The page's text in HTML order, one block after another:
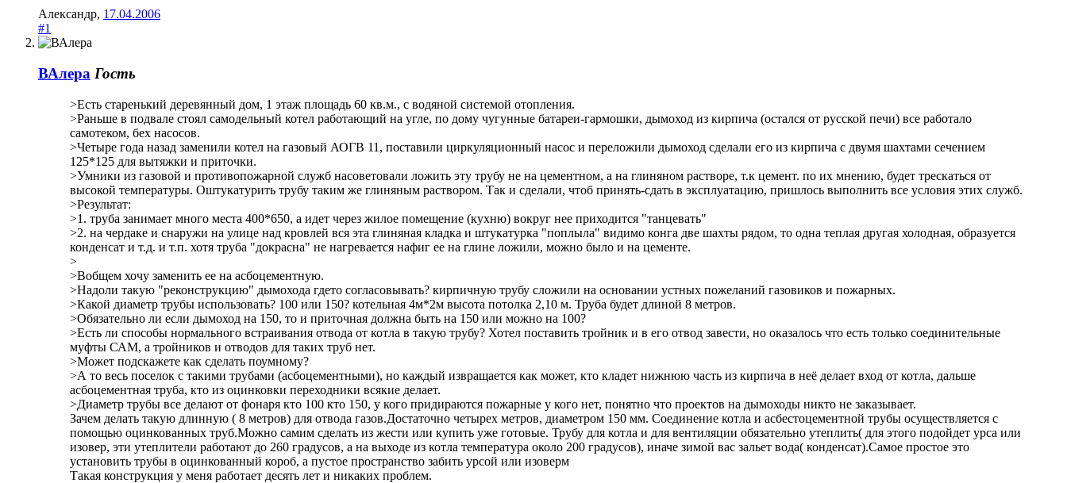
Александр, 17.04.2006
#1
ВАлера Гость
>Есть старенький деревянный дом, 1 этаж площадь 60 кв.м., с водяной системой отопления.
>Раньше в подвале стоял самодельный котел работающий на угле, по дому чугунные батареи-гармошки, дымоход из кирпича (остался от русской печи) все работало
самотеком, бех насосов.
>Четыре года назад заменили котел на газовый АОГВ 11, поставили циркуляционный насос и переложили дымоход сделали его из кирпича с двумя шахтами сечением
125*125 для вытяжки и приточки.
>Умники из газовой и противопожарной служб насоветовали ложить эту трубу не на цементном, а на глиняном растворе, т.к цемент. по их мнению, будет трескаться от
высокой температуры. Оштукатурить трубу таким же глиняным раствором. Так и сделали, чтоб принять-сдать в эксплуатацию, пришлось выполнить все условия этих служб.
>Результат:
>1. труба занимает много места 400*650, а идет через жилое помещение (кухню) вокруг нее приходится "танцевать"
>2. на чердаке и снаружи на улице над кровлей вся эта глиняная кладка и штукатурка "поплыла" видимо конга две шахты рядом, то одна теплая другая холодная, образуется
конденсат и т.д. и т.п. хотя труба "докрасна" не нагревается нафиг ее на глине ложили, можно было и на цементе.
>
>Вобщем хочу заменить ее на асбоцементную.
>Надоли такую "реконструкцию" дымохода гдето согласовывать? кирпичную трубу сложили на основании устных пожеланий газовиков и пожарных.
>Какой диаметр трубы использовать? 100 или 150? котельная 4м*2м высота потолка 2,10 м. Труба будет длиной 8 метров.
>Обязательно ли если дымоход на 150, то и приточная должна быть на 150 или можно на 100?
>Есть ли способы нормального встраивания отвода от котла в такую трубу? Хотел поставить тройник и в его отвод завести, но оказалось что есть только соединительные
муфты САМ, а тройников и отводов для таких труб нет.
>Может подскажете как сделать поумному?
>А то весь поселок с такими трубами (асбоцементными), но каждый извращается как может, кто кладет нижнюю часть из кирпича в неё делает вход от котла, дальше
асбоцементная труба, кто из оцинковки переходники всякие делает.
>Диаметр трубы все делают от фонаря кто 100 кто 150, у кого придираются пожарные у кого нет, понятно что проектов на дымоходы никто не заказывает.
Зачем делать такую длинную ( 8 метров) для отвода газов.Достаточно четырех метров, диаметром 150 мм. Соединение котла и асбестоцементной трубы осуществляется с
помощью оцинкованных труб.Можно самим сделать из жести или купить уже готовые. Трубу для котла и для вентиляции обязательно утеплить( для этого подойдет урса или
изовер, эти утеплители работают до 260 градусов, а на выходе из котла температура около 200 градусов), иначе зимой вас зальет вода( конденсат).Самое простое это
установить трубы в оцинкованный короб, а пустое пространство забить урсой или изоверм
Такая конструкция у меня работает десять лет и никаких проблем.